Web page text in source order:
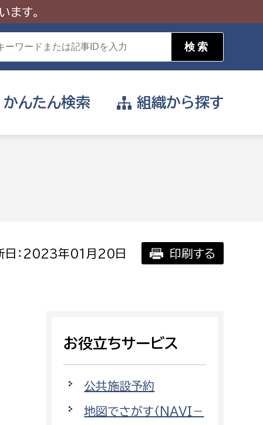
ます。
かんたん検索
証明書がほしい
働きたい
組織から探す
環境部
ゼロカーボン推進課
日：2023年01月20日 印刷する
お役立ちサービス
公共施設予約
地図でさがす（NAVI－